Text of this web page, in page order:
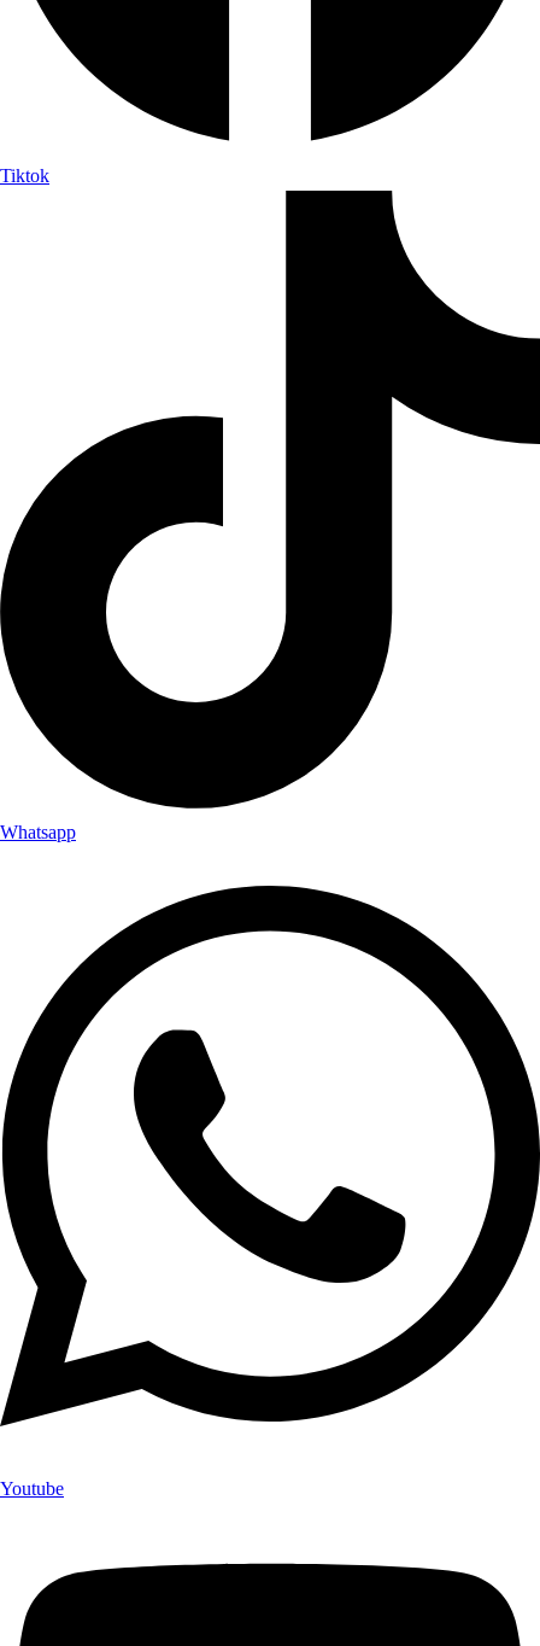
Tiktok
Whatsapp
Youtube